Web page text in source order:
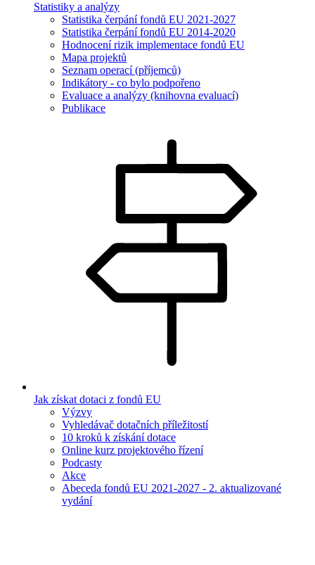
Statistiky a analýzy
Statistika čerpání fondů EU 2021-2027
Statistika čerpání fondů EU 2014-2020
Hodnocení rizik implementace fondů EU
Mapa projektů
Seznam operací (příjemců)
Indikátory - co bylo podpořeno
Evaluace a analýzy (knihovna evaluací)
Publikace
Jak získat dotaci z fondů EU
Výzvy
Vyhledávač dotačních příležitostí
10 kroků k získání dotace
Online kurz projektového řízení
Podcasty
Akce
Abeceda fondů EU 2021-2027 - 2. aktualizované
vydání